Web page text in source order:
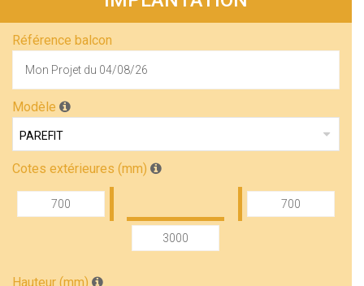
Référence balcon
Modèle
Cotes extérieures (mm)
Hauteur (mm)